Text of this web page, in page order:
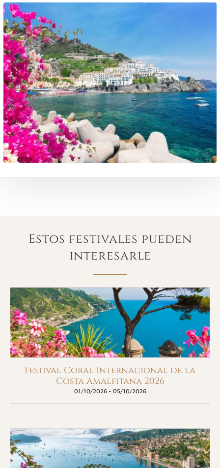
Estos festivales pueden
interesarle
Festival Coral Internacional de la
Costa Amalfitana 2026
01/10/2026- 05/10/2026